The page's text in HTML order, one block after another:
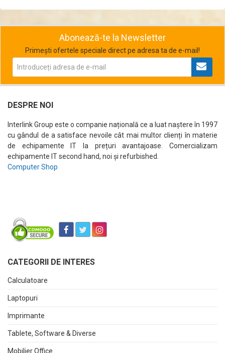
Abonează-te la Newsletter
Primești ofertele speciale direct pe adresa ta de e-mail!
DESPRE NOI
Interlink Group este o companie națională ce a luat naștere în 1997
cu gândul de a satisface nevoile cât mai multor clienți în materie
de echipamente IT la prețuri avantajoase. Comercializam
echipamente IT second hand, noi și refurbished.
Computer Shop
CATEGORII DE INTERES
Calculatoare
Laptopuri
Imprimante
Tablete, Software & Diverse
Mobilier Office